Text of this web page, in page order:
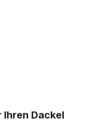
Dackel